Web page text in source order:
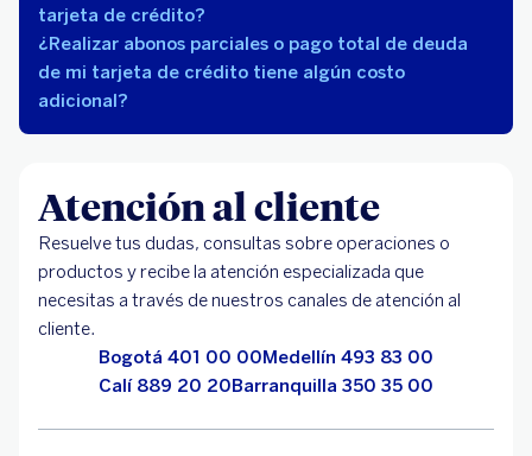
tarjeta de crédito?
¿Realizar abonos parciales o pago total de deuda
de mi tarjeta de crédito tiene algún costo
adicional?
Atención al cliente
Resuelve tus dudas, consultas sobre operaciones o
productos y recibe la atención especializada que
necesitas a través de nuestros canales de atención al
cliente.
Bogotá 401 00 00Medellín 493 83 00
Calí 889 20 20Barranquilla 350 35 00